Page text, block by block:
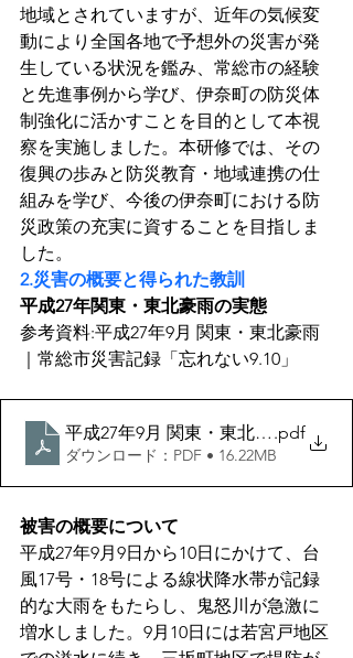
地域とされていますが、近年の気候変
動により全国各地で予想外の災害が発
生している状況を鑑み、常総市の経験
と先進事例から学び、伊奈町の防災体
制強化に活かすことを目的として本視
察を実施しました。本研修では、その
復興の歩みと防災教育・地域連携の仕
組みを学び、今後の伊奈町における防
災政策の充実に資することを目指しま
した。
2.災害の概要と得られた教訓
平成27年関東・東北豪雨の実態
参考資料:平成27年9月 関東・東北豪雨
｜常総市災害記録「忘れない9.10」
平成27年9月 関東・東北豪雨｜常総
.pdf
ダウンロード：PDF • 16.22MB
被害の概要について
平成27年9月9日から10日にかけて、台
風17号・18号による線状降水帯が記録
的な大雨をもたらし、鬼怒川が急激に
増水しました。9月10日には若宮戸地区